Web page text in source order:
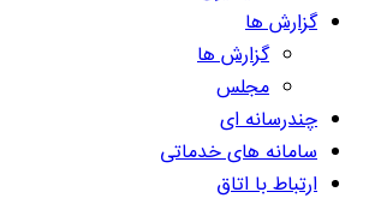
گزارش ها
گزارش ها
مجلس
چندرسانه ای
سامانه های خدماتی
ارتباط با اتاق